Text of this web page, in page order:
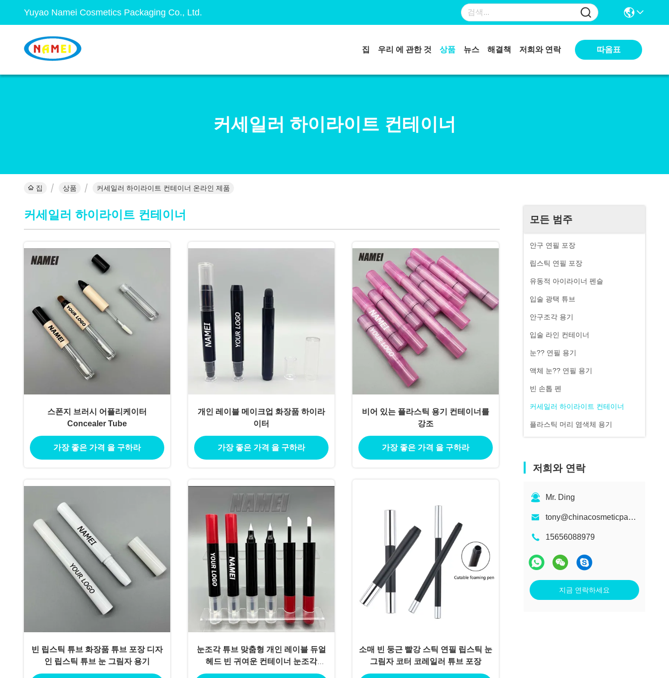
Yuyao Namei Cosmetics Packaging Co., Ltd.
집 우리 에 관한 것 상품 뉴스 해결책 저희와 연락 따옴표
커세일러 하이라이트 컨테이너
집 상품 커세일러 하이라이트 컨테이너 온라인 제품
모든 범주
안구 연필 포장
립스틱 연필 포장
유동적 아이라이너 펜슬
입술 광택 튜브
안구조각 용기
입술 라인 컨테이너
눈?? 연필 용기
액체 눈?? 연필 용기
빈 손톱 펜
커세일러 하이라이트 컨테이너
플라스틱 머리 염색체 용기
저희와 연락
Mr. Ding
tony@chinacosmeticpackaging.com
15656088979
지금 연락하세요
커세일러 하이라이트 컨테이너
스폰지 브러시 어플리케이터
Concealer Tube
가장 좋은 가격 을 구하라
개인 레이블 메이크업 화장품 하이라
이터
가장 좋은 가격 을 구하라
비어 있는 플라스틱 용기 컨테이너를
강조
가장 좋은 가격 을 구하라
빈 립스틱 튜브 화장품 튜브 포장 디자
인 립스틱 튜브 눈 그림자 용기
눈조각 튜브 맞춤형 개인 레이블 듀얼
헤드 빈 귀여운 컨테이너 눈조각
Eyeliner 튜브 빈 Eyeliner 튜브
소매 빈 둥근 빨강 스틱 연필 립스틱 눈
그림자 코터 코레일러 튜브 포장